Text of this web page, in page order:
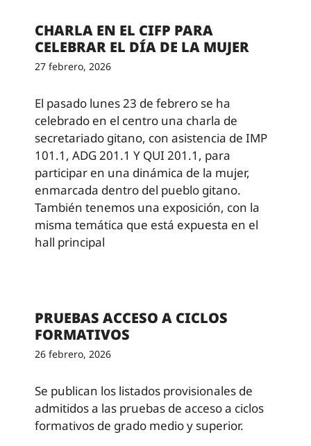
CHARLA EN EL CIFP PARA
CELEBRAR EL DÍA DE LA MUJER
27 febrero, 2026
El pasado lunes 23 de febrero se ha
celebrado en el centro una charla de
secretariado gitano, con asistencia de IMP
101.1, ADG 201.1 Y QUI 201.1, para
participar en una dinámica de la mujer,
enmarcada dentro del pueblo gitano.
También tenemos una exposición, con la
misma temática que está expuesta en el
hall principal
PRUEBAS ACCESO A CICLOS
FORMATIVOS
26 febrero, 2026
Se publican los listados provisionales de
admitidos a las pruebas de acceso a ciclos
formativos de grado medio y superior.